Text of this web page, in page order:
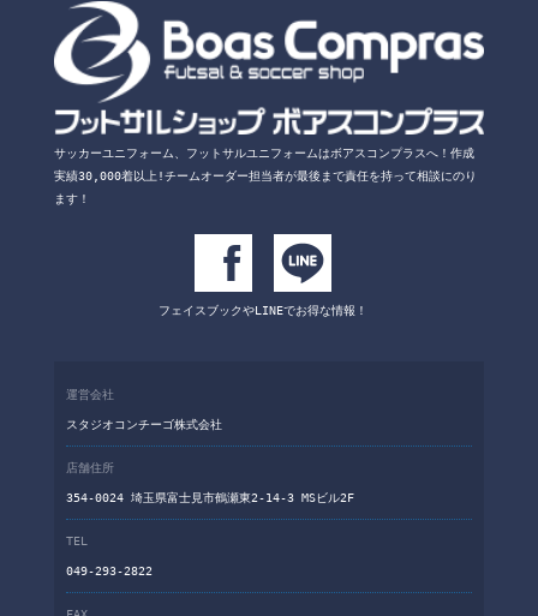
サッカーユニフォーム、フットサルユニフォームはボアスコンプラスへ！ 作成
実績30,000着以上!チームオーダー担当者が最後まで責任を持って相談にのり
ます！
フェイスブックやLINEでお得な情報！
運営会社
スタジオコンチーゴ株式会社
店舗住所
354-0024 埼玉県富士見市鶴瀬東2-14-3 MSビル2F
TEL
049-293-2822